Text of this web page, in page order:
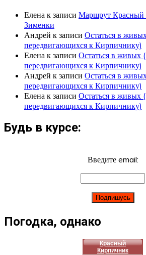
Елена к записи Маршрут
Зименки
Андрей к записи Остаться в
передвигающихся к Кирпичнику)
Елена к записи Остаться в живых (
передвигающихся к Кирпичнику)
Андрей к записи Остаться в
передвигающихся к Кирпичнику)
Елена к записи Остаться в живых (
передвигающихся к Кирпичнику)
Будь в курсе:
Введите email:
Погодка, однако
Красный
Кирпичник